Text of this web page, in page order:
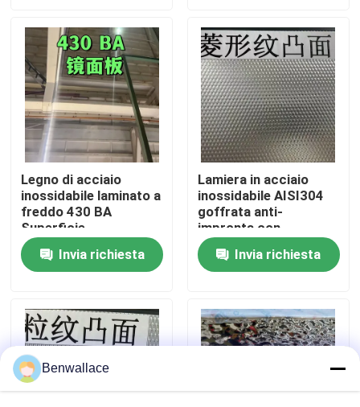
Video
Su di noi
visita della fabbrica
Controllo della qualità
Contattaci
Casi
Legno di acciaio
inossidabile laminato a
freddo 430 BA
Superficie
0,5*1220*2440 mm
con superficie a
specchio 6K
Invia richiesta
Lamiera in acciaio
inossidabile AISI304
goffrata anti-
impronta con
spessore da 0,4 a 3,0
mm per applicazioni
architettoniche
Invia richiesta
Benwallace